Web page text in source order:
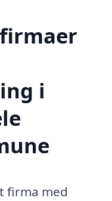
i
firma med